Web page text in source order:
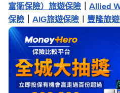
富衛保險）旅遊保險
Allied
保險
AIG旅遊保險 豐隆旅